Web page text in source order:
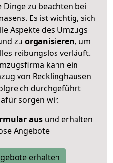
Dinge zu beachten bei
Es ist wichtig, sich
Aspekte des Umzugs
zu organisieren, um
reibungslos verläuft.
kann ein
von Recklinghausen
durchgeführt
sorgen wir.
ausund erhalten
Angebote
erhalten